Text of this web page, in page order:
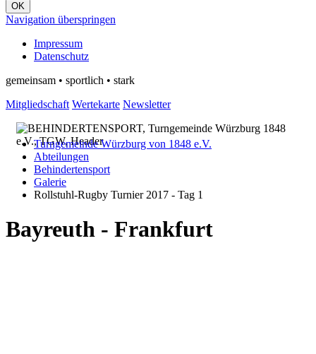
OK
Navigation überspringen
Impressum
Datenschutz
gemeinsam • sportlich • stark
Mitgliedschaft Wertekarte Newsletter
Turngemeinde Würzburg von 1848 e.V.
Abteilungen
Behindertensport
Galerie
Rollstuhl-Rugby Turnier 2017 - Tag 1
Bayreuth - Frankfurt